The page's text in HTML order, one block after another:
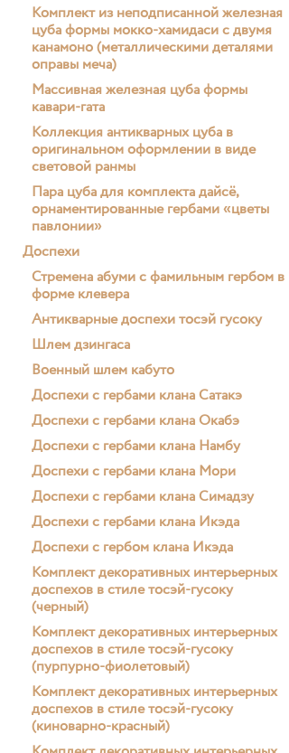
Комплект из неподписанной железная
цуба формы мокко-хамидаси с двумя
канамоно (металлическими деталями
оправы меча)
Массивная железная цуба формы
кавари-гата
Коллекция антикварных цуба в
оригинальном оформлении в виде
световой ранмы
Пара цуба для комплекта дайсё,
орнаментированные гербами «цветы
павлонии»
Доспехи
Стремена абуми с фамильным гербом в
форме клевера
Антикварные доспехи тосэй гусоку
Шлем дзингаса
Военный шлем кабуто
Доспехи с гербами клана Сатакэ
Доспехи с гербами клана Окабэ
Доспехи с гербами клана Намбу
Доспехи с гербами клана Мори
Доспехи с гербами клана Симадзу
Доспехи с гербами клана Икэда
Доспехи с гербом клана Икэда
Комплект декоративных интерьерных
доспехов в стиле тосэй-гусоку
(черный)
Комплект декоративных интерьерных
доспехов в стиле тосэй-гусоку
(пурпурно-фиолетовый)
Комплект декоративных интерьерных
доспехов в стиле тосэй-гусоку
(киноварно-красный)